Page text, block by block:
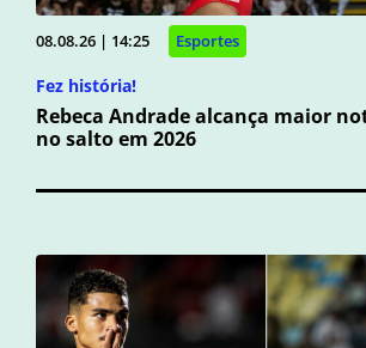
08.08.26 | 14:25 Esportes
Fez história!
Rebeca Andrade alcança maior
no salto em 2026